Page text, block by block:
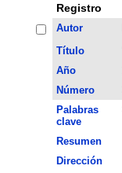
Registro
Autor
Título
Año
Número
Palabras
clave
Resumen
Dirección